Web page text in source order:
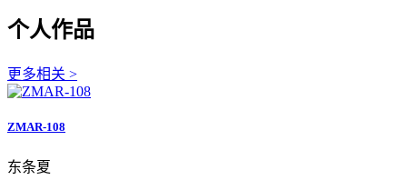
个人作品
更多相关 >
ZMAR-108
东条夏